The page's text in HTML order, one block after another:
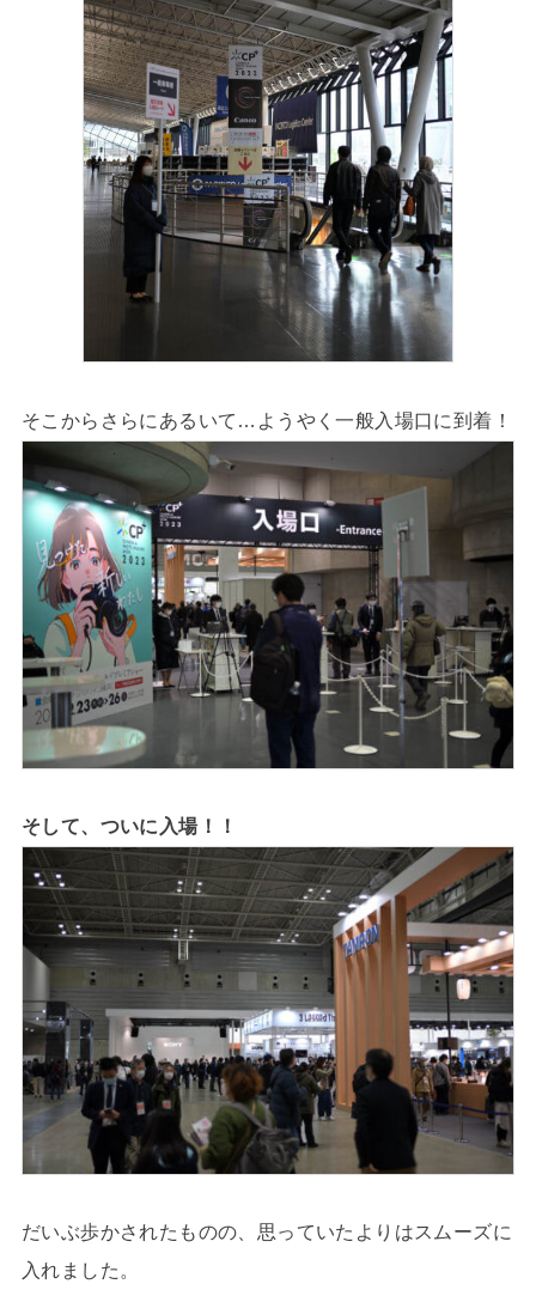
そこからさらにあるいて…ようやく一般入場口に到着！
そして、ついに入場！！
だいぶ歩かされたものの、思っていたよりはスムーズに
入れました。